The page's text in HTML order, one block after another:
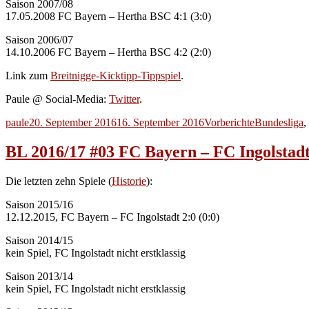
Saison 2007/08
17.05.2008 FC Bayern – Hertha BSC 4:1 (3:0)
Saison 2006/07
14.10.2006 FC Bayern – Hertha BSC 4:2 (2:0)
Link zum Breitnigge-Kicktipp-Tippspiel.
Paule @ Social-Media: Twitter.
Autor
pauleVeröffentlicht
20. September 201616. September 2016Kategorien
VorberichteBundesliga,
BL 2016/17 #03 FC Bayern – FC
Die letzten zehn Spiele (Historie):
Saison 2015/16
12.12.2015, FC Bayern – FC Ingolstadt 2:0 (0:0)
Saison 2014/15
kein Spiel, FC Ingolstadt nicht erstklassig
Saison 2013/14
kein Spiel, FC Ingolstadt nicht erstklassig